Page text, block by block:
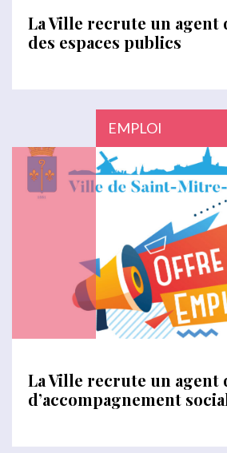
La Ville recrute un agent
des espaces publics
EMPLOI
La Ville recrute un agent
d’accompagnement